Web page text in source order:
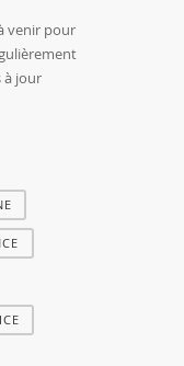
venir pour
à jour